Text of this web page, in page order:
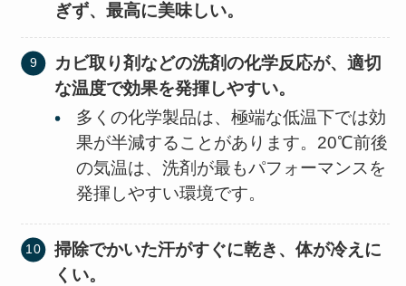
ぎず、最高に美味しい。
カビ取り剤などの洗剤の化学反応が、適切
な温度で効果を発揮しやすい。
多くの化学製品は、極端な低温下では効
果が半減することがあります。20℃前後
の気温は、洗剤が最もパフォーマンスを
発揮しやすい環境です。
掃除でかいた汗がすぐに乾き、体が冷えに
くい。